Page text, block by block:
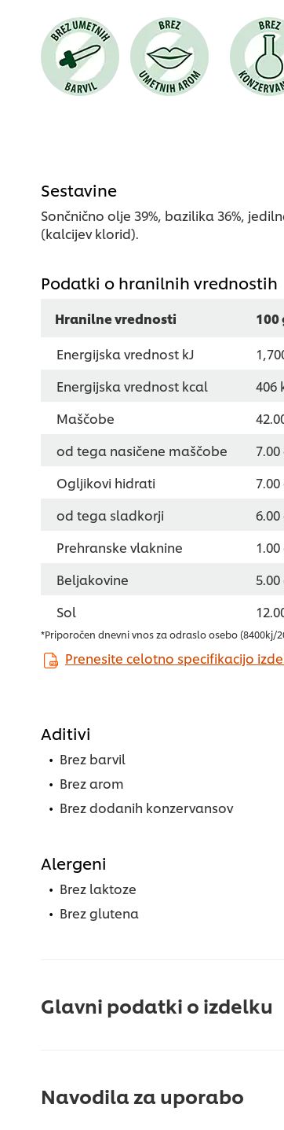
Sestavine
Sončnično olje 39%, bazilika 36%,
(kalcijev klorid).
Podatki o hranilnih vrednostih
Hranilne vrednosti
100
Energijska vrednost kJ
Energijska vrednost kcal
406
Maščobe
od tega nasičene maščobe
7.00
Ogljikovi hidrati
7.00
od tega sladkorji
6.00
Prehranske vlaknine
Beljakovine
5.00
Sol
*Priporočen dnevni vnos za odraslo osebo (8400kj/
Prenesite celotno specifikacijo
Aditivi
Brez barvil
Brez arom
Brez dodanih konzervansov
Alergeni
Brez laktoze
Brez glutena
Glavni podatki o izdelku
Navodila za uporabo